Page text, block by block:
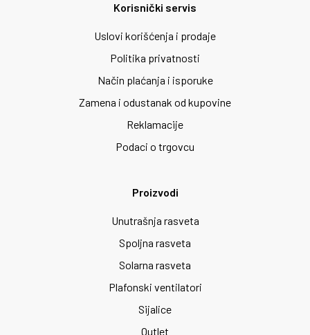
Korisnički servis
Uslovi korišćenja i prodaje
Politika privatnosti
Način plaćanja i isporuke
Zamena i odustanak od kupovine
Reklamacije
Podaci o trgovcu
Proizvodi
Unutrašnja rasveta
Spoljna rasveta
Solarna rasveta
Plafonski ventilatori
Sijalice
Outlet